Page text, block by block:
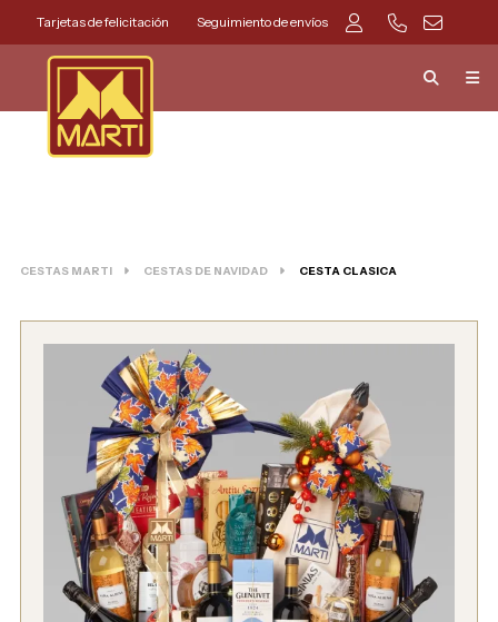
Tarjetas de felicitación Seguimiento de envíos
CESTAS MARTI CESTAS DE NAVIDAD CESTA CLASICA